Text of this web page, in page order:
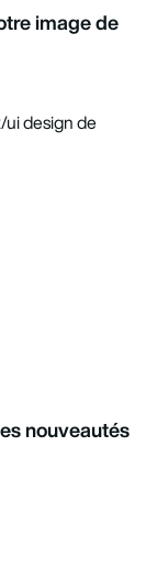
image de
nouveautés